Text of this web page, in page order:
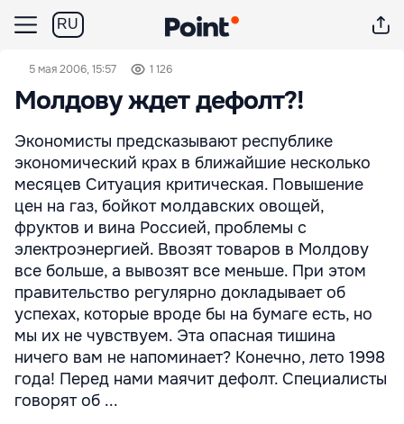
RU
5 мая 2006, 15:57 1 126
Молдову ждет дефолт?!
Экономисты предсказывают республике
экономический крах в ближайшие несколько
месяцев Ситуация критическая. Повышение
цен на газ, бойкот молдавских овощей,
фруктов и вина Россией, проблемы с
электроэнергией. Ввозят товаров в Молдову
все больше, а вывозят все меньше. При этом
правительство регулярно докладывает об
успехах, которые вроде бы на бумаге есть, но
мы их не чувствуем. Эта опасная тишина
ничего вам не напоминает? Конечно, лето 1998
года! Перед нами маячит дефолт. Специалисты
говорят об ...